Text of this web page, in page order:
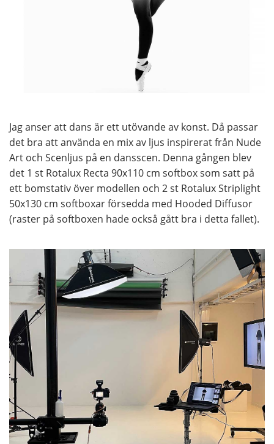
Jag anser att dans är ett utövande av konst. Då passar
det bra att använda en mix av ljus inspirerat från Nude
Art och Scenljus på en dansscen. Denna gången blev
det 1 st Rotalux Recta 90x110 cm softbox som satt på
ett bomstativ över modellen och 2 st Rotalux Striplight
50x130 cm softboxar försedda med Hooded Diffusor
(raster på softboxen hade också gått bra i detta fallet).